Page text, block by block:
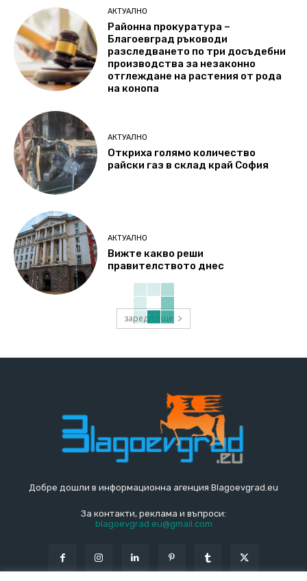
АКТУАЛНО
Районна прокуратура –
Благоевград ръководи
разследването по три досъдебни
производства за незаконно
отглеждане на растения от рода
на конопа
АКТУАЛНО
Откриха голямо количество
райски газ в склад край София
АКТУАЛНО
Вижте какво реши
правителството днес
зареди още
Добре дошли в информационна агенция Blagoevgrad.eu
За контакти, реклама и въпроси:
blagoevgrad.eu@gmail.com